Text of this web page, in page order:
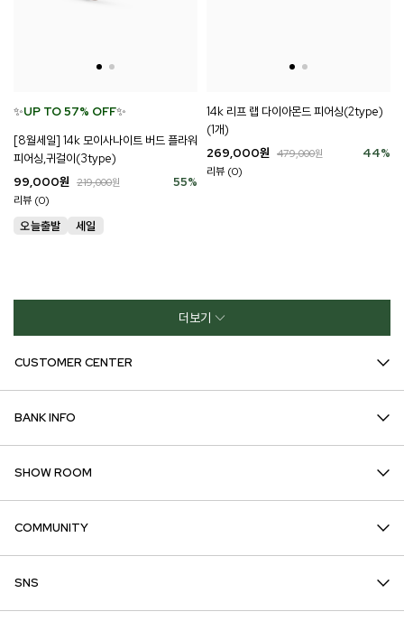
✨UP TO 57% OFF✨
[8월세일] 14k 모이사나이트 버드 플라워
피어싱,귀걸이(3type)
55%
99,000원 219,000원
리뷰 (0)
14k 리프 랩 다이아몬드 피어싱(2type)
(1개)
44%
269,000원 479,000원
리뷰 (0)
더보기
CUSTOMER CENTER
BANK INFO
SHOW ROOM
COMMUNITY
SNS